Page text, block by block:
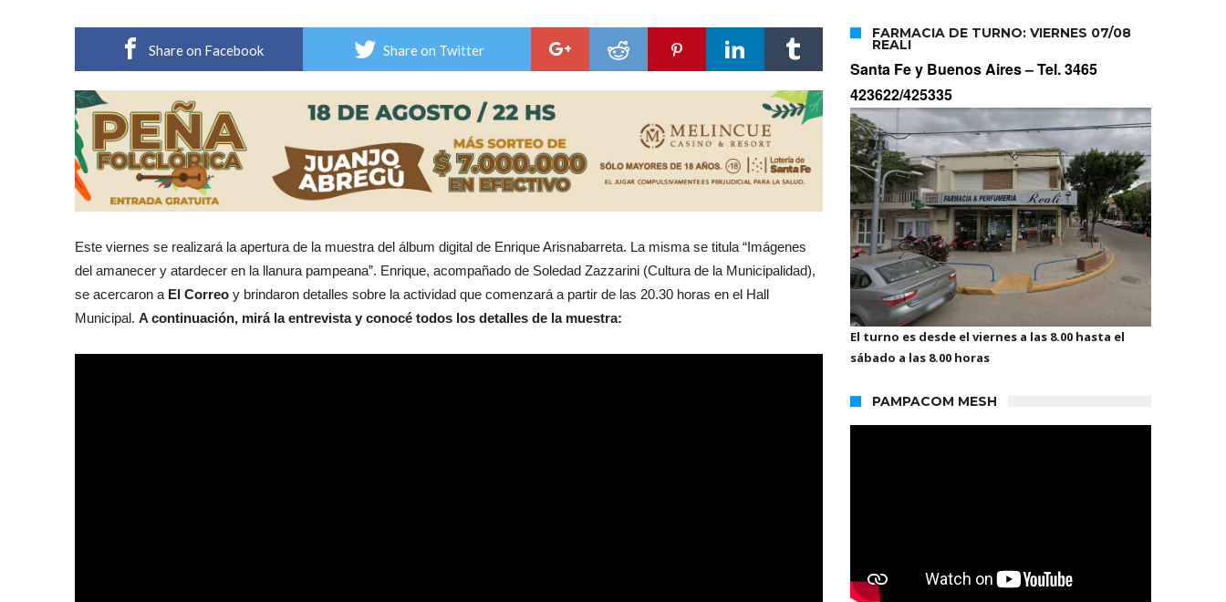
Share on Facebook Share on Twitter
Este viernes se realizará la apertura de la muestra del álbum digital de Enrique Arisnabarreta. La misma se titula “Imágenes
del amanecer y atardecer en la llanura pampeana”. Enrique, acompañado de Soledad Zazzarini (Cultura de la Municipalidad),
se acercaron a El Correo y brindaron detalles sobre la actividad que comenzará a partir de las 20.30 horas en el Hall
Municipal. A continuación, mirá la entrevista y conocé todos los detalles de la muestra:
FARMACIA DE TURNO: VIERNES 07/08
REALI
Santa Fe y Buenos Aires –Tel. 3465
423622/425335
El turno es desde el viernes a las 8.00 hasta el
sábado a las 8.00 horas
PAMPACOM MESH